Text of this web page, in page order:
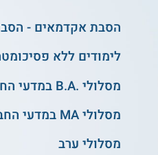
הסבת אקדמאים -
לימודים ללא
מסלולי .B.A במדעי החברה
מסלולי MA במדעי החברה
מסלולי ערב